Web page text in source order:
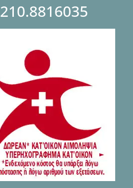
210.8816035